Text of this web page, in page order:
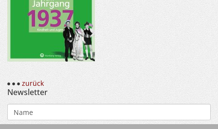
zurück
Newsletter